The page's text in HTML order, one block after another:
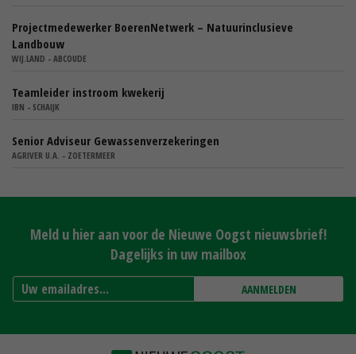
Projectmedewerker BoerenNetwerk – Natuurinclusieve
Landbouw
WIJ.LAND - ABCOUDE
Teamleider instroom kwekerij
IBN - SCHAIJK
Senior Adviseur Gewassenverzekeringen
AGRIVER U.A. - ZOETERMEER
Meld u hier aan voor de Nieuwe Oogst nieuwsbrief!
Dagelijks in uw mailbox
AANMELDEN